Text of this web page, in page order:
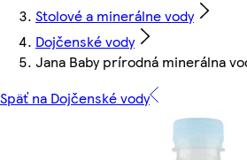
Stolové a minerálne vody
Dojčenské vody
Jana Baby prírodná minerálna
Späť na Dojčenské vody